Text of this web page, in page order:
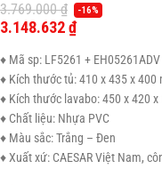
3.769.000₫ -16%
3.148.632₫
♦ Mã sp: LF5261 + EH05261ADV
♦ Kích thước tủ: 410 x 435 x 400
♦ Kích thước lavabo: 450 x 420 x
♦ Chất liệu: Nhựa PVC
♦ Màu sắc: Trắng – Đen
♦ Xuất xứ: CAESAR Việt Nam,